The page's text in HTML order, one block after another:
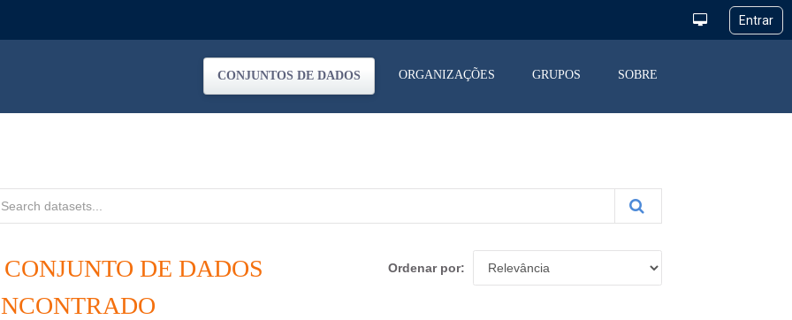
CONJUNTOS DE DADOS ORGANIZAÇÕES GRUPOS SOBRE
Ordenar por
CONJUNTO DE DADOS